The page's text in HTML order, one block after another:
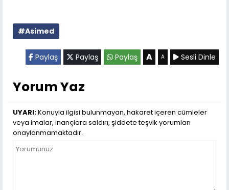
#Asimed
Paylaş Paylaş Paylaş A A Sesli Dinle
Yorum Yaz
UYARI:Konuyla ilgisi bulunmayan, hakaret içeren cümleler
veya imalar, inançlara saldırı, şiddete teşvik yorumları
onaylanmamaktadır.